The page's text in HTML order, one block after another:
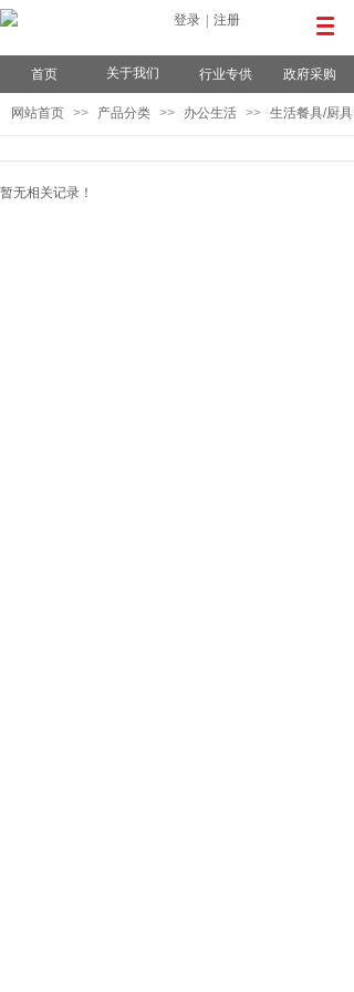
登录 注册
首页 关于我们 行业专供 政府采购
网站首页 >> 产品分类 >> 办公生活 >> 生活餐具/厨具
暂无相关记录！